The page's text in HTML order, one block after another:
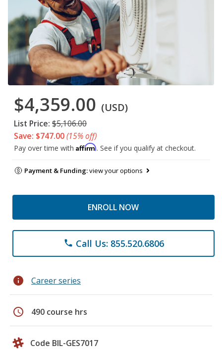
$4,359.00 (USD)
List Price: $5,106.00
Save: $747.00(15% off)
Pay over time with Affirm. See if you qualify at checkout.
Payment & Funding:view your options
ENROLL NOW
phone Call Us: 855.520.6806
info Career series
schedule 490 course hrs
Code BIL-GES7017